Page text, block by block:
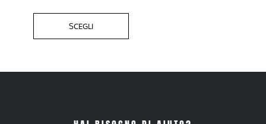
SCEGLI